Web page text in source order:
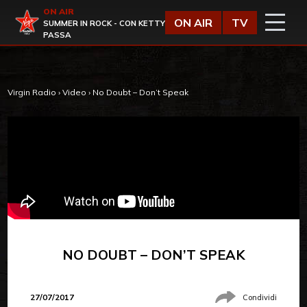
Virgin Radio
ON AIR
SUMMER IN ROCK - CON KETTY
PASSA
ON AIR TV
Virgin Radio › Video › No Doubt – Don’t Speak
NO DOUBT – DON’T SPEAK
27/07/2017 Condividi